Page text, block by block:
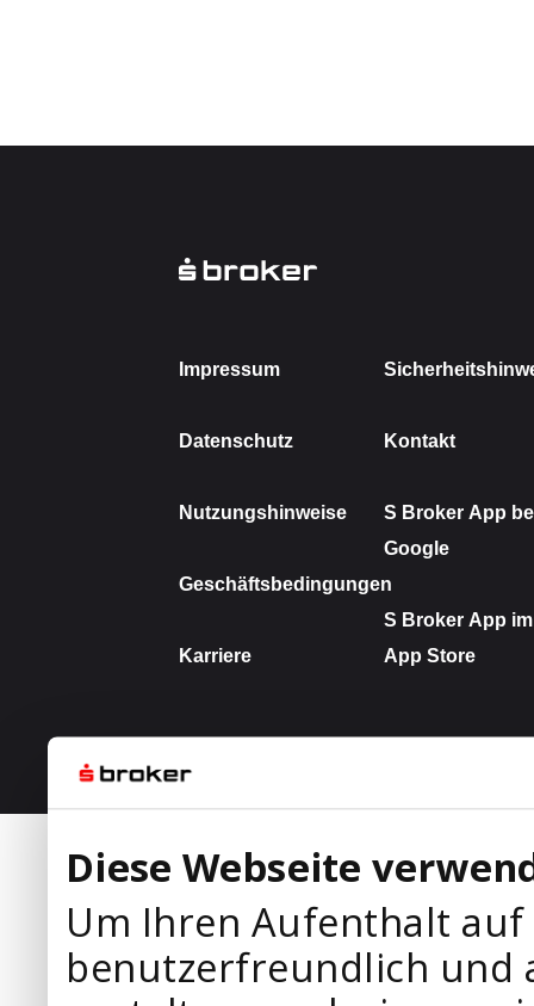
Diese Webseite
Um Ihren Aufenthalt
benutzerfreundlich und